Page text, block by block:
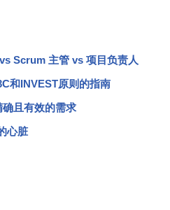
Scrum 主管 vs 项目负责人
和INVEST原则的指南
且有效的需求
心脏